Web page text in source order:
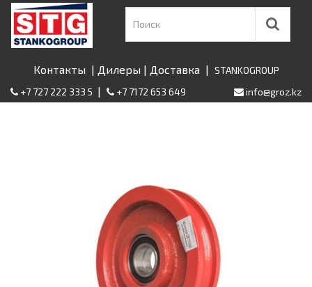
Контакты | Дилеры | Доставка | STANKOGROUP
+7 727 222 333 5 | +7 7172 653 649 info@groz.kz